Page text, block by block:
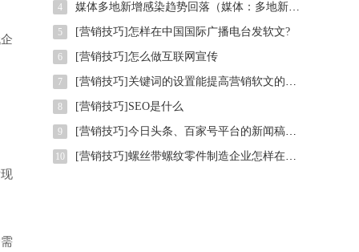
4 媒体多地新增感染趋势回落（媒体：多地新增感染趋势回落）
5 [营销技巧]怎样在中国国际广播电台发软文?
6 [营销技巧]怎么做互联网宣传
7 [营销技巧]关键词的设置能提高营销软文的效果吗?
8 [营销技巧]SEO是什么
9 [营销技巧]今日头条、百家号平台的新闻稿标题关键词该怎么写？
10 [营销技巧]螺丝带螺纹零件制造企业怎样在权威信息门户网站发稿?